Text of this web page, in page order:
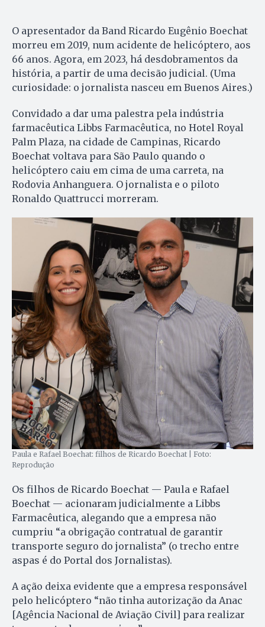
O apresentador da Band Ricardo Eugênio Boechat
morreu em 2019, num acidente de helicóptero, aos
66 anos. Agora, em 2023, há desdobramentos da
história, a partir de uma decisão judicial. (Uma
curiosidade: o jornalista nasceu em Buenos Aires.)
Convidado a dar uma palestra pela indústria
farmacêutica Libbs Farmacêutica, no Hotel Royal
Palm Plaza, na cidade de Campinas, Ricardo
Boechat voltava para São Paulo quando o
helicóptero caiu em cima de uma carreta, na
Rodovia Anhanguera. O jornalista e o piloto
Ronaldo Quattrucci morreram.
Paula e Rafael Boechat: filhos de Ricardo Boechat | Foto:
Reprodução
Os filhos de Ricardo Boechat — Paula e Rafael
Boechat — acionaram judicialmente a Libbs
Farmacêutica, alegando que a empresa não
cumpriu “a obrigação contratual de garantir
transporte seguro do jornalista” (o trecho entre
aspas é do Portal dos Jornalistas).
A ação deixa evidente que a empresa responsável
pelo helicóptero “não tinha autorização da Anac
[Agência Nacional de Aviação Civil] para realizar